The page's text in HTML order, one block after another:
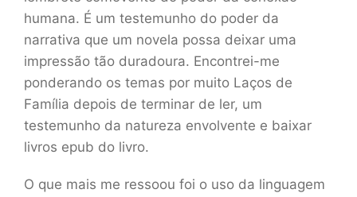
humana. É um testemunho do poder da
narrativa que um novela possa deixar uma
impressão tão duradoura. Encontrei-me
ponderando os temas por muito Laços de
Família depois de terminar de ler, um
testemunho da natureza envolvente e baixar
livros epub do livro.
O que mais me ressoou foi o uso da linguagem